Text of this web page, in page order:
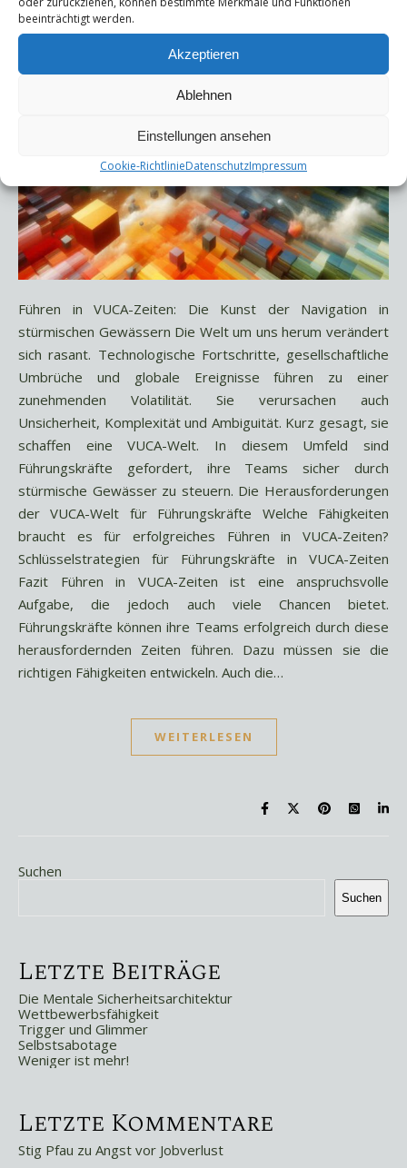
beeinträchtigt werden.
Akzeptieren
Ablehnen
Einstellungen ansehen
Cookie-RichtlinieDatenschutzImpressum
Führen in VUCA-Zeiten: Die Kunst der Navigation in
stürmischen Gewässern Die Welt um uns herum verändert
sich rasant. Technologische Fortschritte, gesellschaftliche
Umbrüche und globale Ereignisse führen zu einer
zunehmenden Volatilität. Sie verursachen auch
Unsicherheit, Komplexität und Ambiguität. Kurz gesagt, sie
schaffen eine VUCA-Welt. In diesem Umfeld sind
Führungskräfte gefordert, ihre Teams sicher durch
stürmische Gewässer zu steuern. Die Herausforderungen
der VUCA-Welt für Führungskräfte Welche Fähigkeiten
braucht es für erfolgreiches Führen in VUCA-Zeiten?
Schlüsselstrategien für Führungskräfte in VUCA-Zeiten
Fazit Führen in VUCA-Zeiten ist eine anspruchsvolle
Aufgabe, die jedoch auch viele Chancen bietet.
Führungskräfte können ihre Teams erfolgreich durch diese
herausfordernden Zeiten führen. Dazu müssen sie die
richtigen Fähigkeiten entwickeln. Auch die…
WEITERLESEN
Suchen
Suchen
Letzte Beiträge
Die Mentale Sicherheitsarchitektur
Wettbewerbsfähigkeit
Trigger und Glimmer
Selbstsabotage
Weniger ist mehr!
Letzte Kommentare
Stig Pfau zu Angst vor Jobverlust